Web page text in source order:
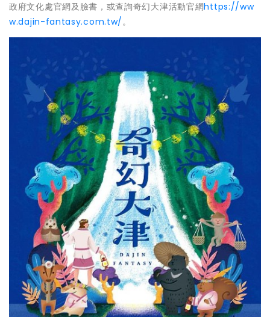
政府文化處官網及臉書，或查詢奇幻大津活動官網https://ww
w.dajin-fantasy.com.tw/。